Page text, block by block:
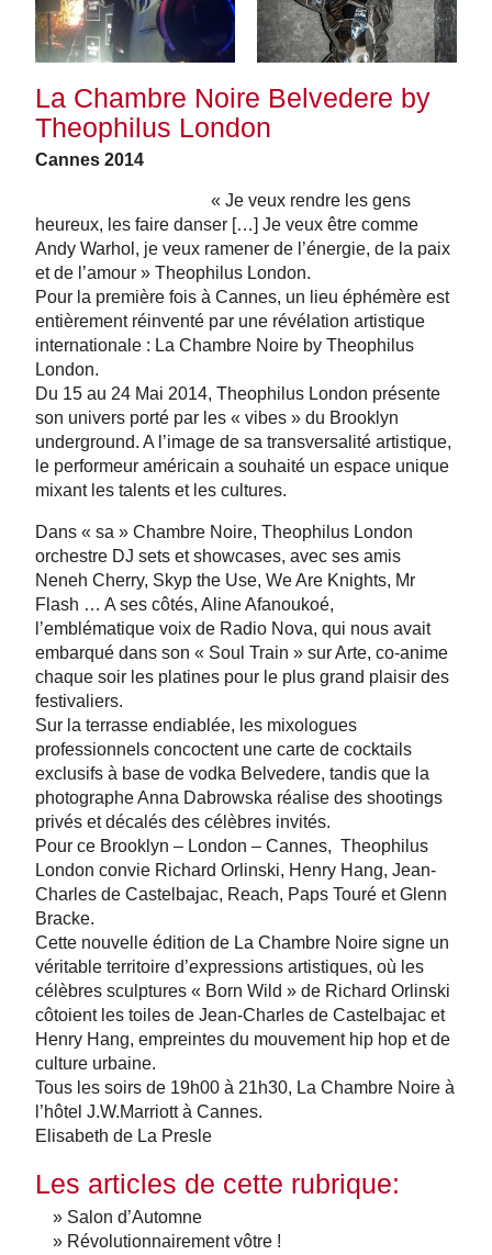
La Chambre Noire Belvedere by
Theophilus London
Cannes 2014
« Je veux rendre les gens
heureux, les faire danser […] Je veux être comme
Andy Warhol, je veux ramener de l’énergie, de la paix
et de l’amour » Theophilus London.
Pour la première fois à Cannes, un lieu éphémère est
entièrement réinventé par une révélation artistique
internationale : La Chambre Noire by Theophilus
London.
Du 15 au 24 Mai 2014, Theophilus London présente
son univers porté par les « vibes » du Brooklyn
underground. A l’image de sa transversalité artistique,
le performeur américain a souhaité un espace unique
mixant les talents et les cultures.
Dans « sa » Chambre Noire, Theophilus London
orchestre DJ sets et showcases, avec ses amis
Neneh Cherry, Skyp the Use, We Are Knights, Mr
Flash … A ses côtés, Aline Afanoukoé,
l’emblématique voix de Radio Nova, qui nous avait
embarqué dans son « Soul Train » sur Arte, co-anime
chaque soir les platines pour le plus grand plaisir des
festivaliers.
Sur la terrasse endiablée, les mixologues
professionnels concoctent une carte de cocktails
exclusifs à base de vodka Belvedere, tandis que la
photographe Anna Dabrowska réalise des shootings
privés et décalés des célèbres invités.
Pour ce Brooklyn – London – Cannes, Theophilus
London convie Richard Orlinski, Henry Hang, Jean-
Charles de Castelbajac, Reach, Paps Touré et Glenn
Bracke.
Cette nouvelle édition de La Chambre Noire signe un
véritable territoire d’expressions artistiques, où les
célèbres sculptures « Born Wild » de Richard Orlinski
côtoient les toiles de Jean-Charles de Castelbajac et
Henry Hang, empreintes du mouvement hip hop et de
culture urbaine.
Tous les soirs de 19h00 à 21h30, La Chambre Noire à
l’hôtel J.W.Marriott à Cannes.
Elisabeth de La Presle
Les articles de cette rubrique:
» Salon d’Automne
» Révolutionnairement vôtre !